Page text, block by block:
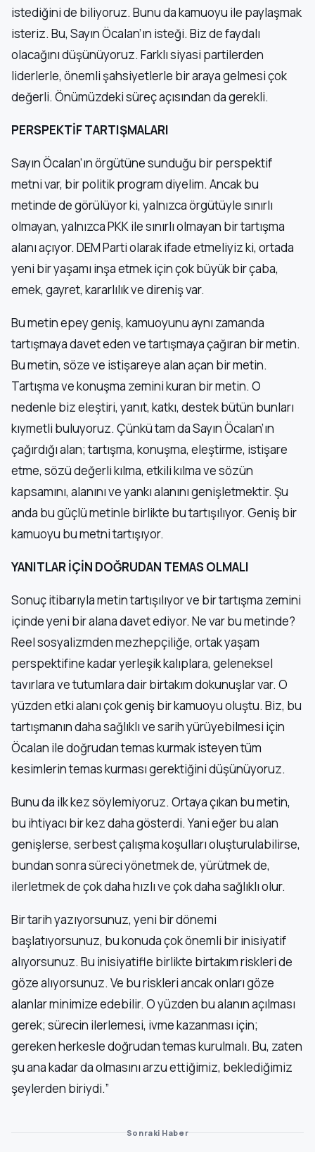
istediğini de biliyoruz. Bunu da kamuoyu ile paylaşmak
isteriz. Bu, Sayın Öcalan’ın isteği. Biz de faydalı
olacağını düşünüyoruz. Farklı siyasi partilerden
liderlerle, önemli şahsiyetlerle bir araya gelmesi çok
değerli. Önümüzdeki süreç açısından da gerekli.
PERSPEKTİF TARTIŞMALARI
Sayın Öcalan’ın örgütüne sunduğu bir perspektif
metni var, bir politik program diyelim. Ancak bu
metinde de görülüyor ki, yalnızca örgütüyle sınırlı
olmayan, yalnızca PKK ile sınırlı olmayan bir tartışma
alanı açıyor. DEM Parti olarak ifade etmeliyiz ki, ortada
yeni bir yaşamı inşa etmek için çok büyük bir çaba,
emek, gayret, kararlılık ve direniş var.
Bu metin epey geniş, kamuoyunu aynı zamanda
tartışmaya davet eden ve tartışmaya çağıran bir metin.
Bu metin, söze ve istişareye alan açan bir metin.
Tartışma ve konuşma zemini kuran bir metin. O
nedenle biz eleştiri, yanıt, katkı, destek bütün bunları
kıymetli buluyoruz. Çünkü tam da Sayın Öcalan’ın
çağırdığı alan; tartışma, konuşma, eleştirme, istişare
etme, sözü değerli kılma, etkili kılma ve sözün
kapsamını, alanını ve yankı alanını genişletmektir. Şu
anda bu güçlü metinle birlikte bu tartışılıyor. Geniş bir
kamuoyu bu metni tartışıyor.
YANITLAR İÇİN DOĞRUDAN TEMAS OLMALI
Sonuç itibarıyla metin tartışılıyor ve bir tartışma zemini
içinde yeni bir alana davet ediyor. Ne var bu metinde?
Reel sosyalizmden mezhepçiliğe, ortak yaşam
perspektifine kadar yerleşik kalıplara, geleneksel
tavırlara ve tutumlara dair birtakım dokunuşlar var. O
yüzden etki alanı çok geniş bir kamuoyu oluştu. Biz, bu
tartışmanın daha sağlıklı ve sarih yürüyebilmesi için
Öcalan ile doğrudan temas kurmak isteyen tüm
kesimlerin temas kurması gerektiğini düşünüyoruz.
Bunu da ilk kez söylemiyoruz. Ortaya çıkan bu metin,
bu ihtiyacı bir kez daha gösterdi. Yani eğer bu alan
genişlerse, serbest çalışma koşulları oluşturulabilirse,
bundan sonra süreci yönetmek de, yürütmek de,
ilerletmek de çok daha hızlı ve çok daha sağlıklı olur.
Bir tarih yazıyorsunuz, yeni bir dönemi
başlatıyorsunuz, bu konuda çok önemli bir inisiyatif
alıyorsunuz. Bu inisiyatifle birlikte birtakım riskleri de
göze alıyorsunuz. Ve bu riskleri ancak onları göze
alanlar minimize edebilir. O yüzden bu alanın açılması
gerek; sürecin ilerlemesi, ivme kazanması için;
gereken herkesle doğrudan temas kurulmalı. Bu, zaten
şu ana kadar da olmasını arzu ettiğimiz, beklediğimiz
şeylerden biriydi.”
Sonraki Haber